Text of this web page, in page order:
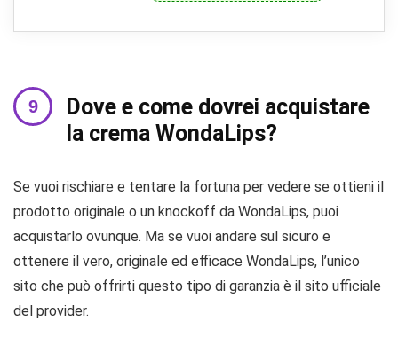
Dove e come dovrei acquistare
la crema WondaLips?
Se vuoi rischiare e tentare la fortuna per vedere se ottieni il
prodotto originale o un knockoff da WondaLips, puoi
acquistarlo ovunque. Ma se vuoi andare sul sicuro e
ottenere il vero, originale ed efficace WondaLips, l’unico
sito che può offrirti questo tipo di garanzia è il sito ufficiale
del provider.